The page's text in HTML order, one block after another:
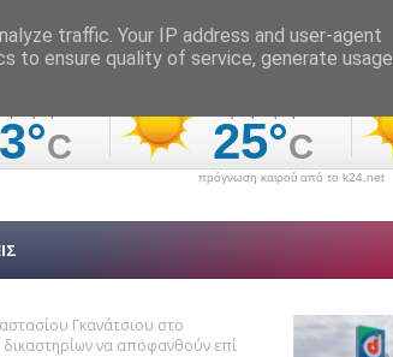
πρόγνωση καιρού από το k24.net
Γκανάτσιου στο
να αποφανθούν επί
traffic. Your IP address and user-agent
to ensure quality of service, generate usage